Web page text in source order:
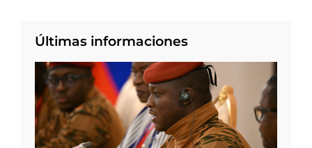
Últimas informaciones